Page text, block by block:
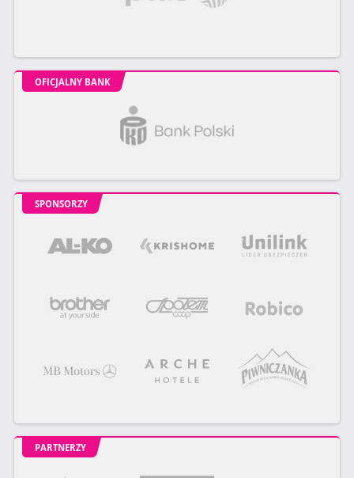
OFICJALNY BANK
SPONSORZY
PARTNERZY